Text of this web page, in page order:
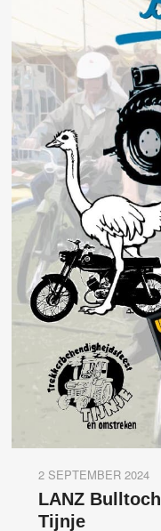
2 SEPTEMBER 2024
LANZ
Tijnje